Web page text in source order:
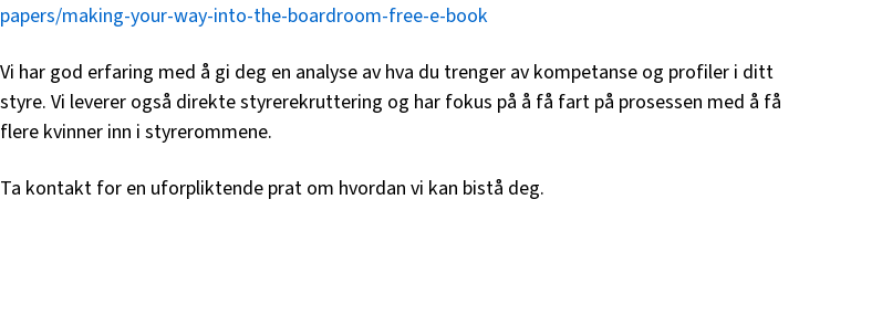
papers/making-your-way-into-the-boardroom-free-e-book
Vi har god erfaring med å gi deg en analyse av hva du trenger av kompetanse og profiler i ditt
styre. Vi leverer også direkte styrerekruttering og har fokus på å få fart på prosessen med å få
flere kvinner inn i styrerommene.
Ta kontakt for en uforpliktende prat om hvordan vi kan bistå deg.